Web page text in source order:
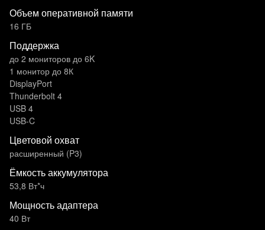
Объем оперативной памяти
16 ГБ
Поддержка
до 2 мониторов до 6K
1 монитор до 8К
DisplayPort
Thunderbolt 4
USB 4
USB-C
Цветовой охват
расширенный (P3)
Ёмкость аккумулятора
53,8 Вт*ч
Мощность адаптера
40 Вт